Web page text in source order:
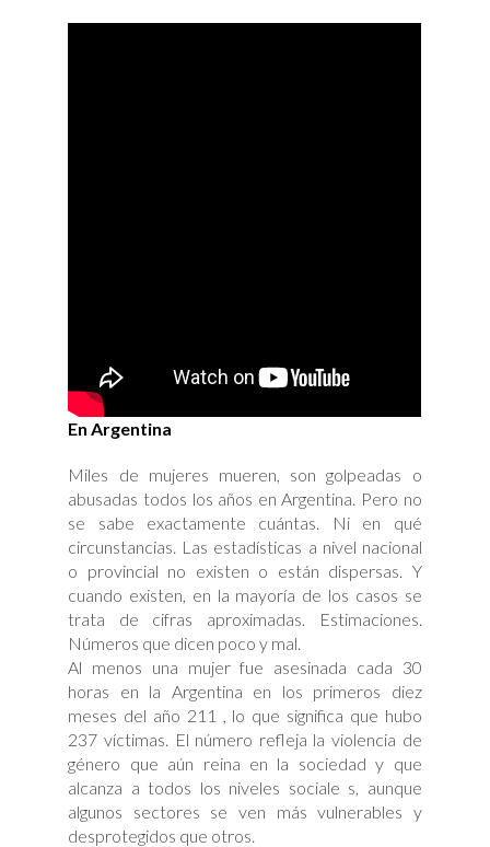
En Argentina
Miles de mujeres mueren, son golpeadas o
abusadas todos los años en Argentina. Pero no
se sabe exactamente cuántas. Ni en qué
circunstancias. Las estadísticas a nivel nacional
o provincial no existen o están dispersas. Y
cuando existen, en la mayoría de los casos se
trata de cifras aproximadas. Estimaciones.
Números que dicen poco y mal.
Al menos una mujer fue asesinada cada 30
horas en la Argentina en los primeros diez
meses del año 211 , lo que significa que hubo
237 víctimas. El número refleja la violencia de
género que aún reina en la sociedad y que
alcanza a todos los niveles sociale s, aunque
algunos sectores se ven más vulnerables y
desprotegidos que otros.